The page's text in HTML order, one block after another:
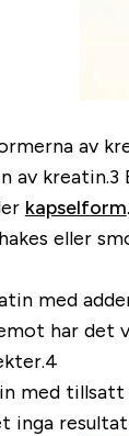
av
av
kapselform
eller
med
har
med tillsatt
inga